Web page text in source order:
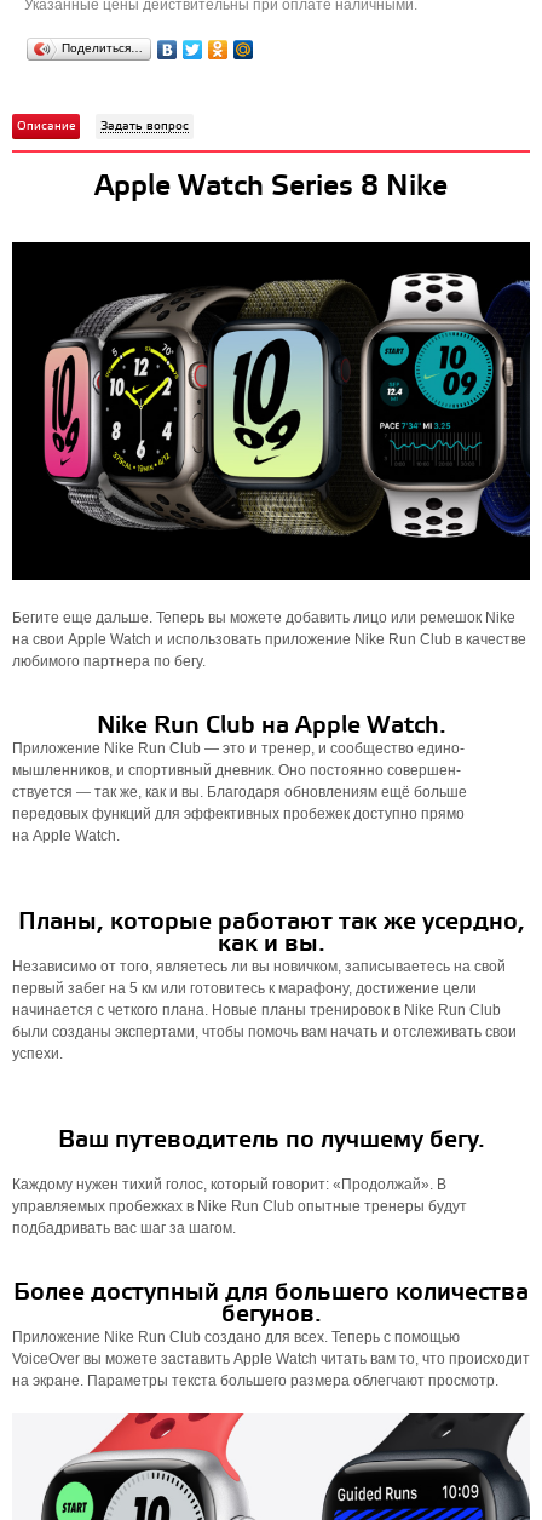
Указанные цены действительны при оплате наличными.
Поделиться…
Описание Задать вопрос
Apple Watch Series 8 Nike
Бегите еще дальше. Теперь вы можете добавить лицо или ремешок Nike
на свои Apple Watch и использовать приложение Nike Run Club в качестве
любимого партнера по бегу.
Nike Run Club на Apple Watch.
Приложение Nike Run Club — это и тренер, и сообщество едино­
мышленников, и спортивный дневник. Оно постоянно совершен­
ствуется — так же, как и вы. Благодаря обновлениям ещё больше
передовых функций для эффективных пробежек доступно прямо
на Apple Watch.
Планы, которые работают так же усердно,
как и вы.
Независимо от того, являетесь ли вы новичком, записываетесь на свой
первый забег на 5 км или готовитесь к марафону, достижение цели
начинается с четкого плана. Новые планы тренировок в Nike Run Club
были созданы экспертами, чтобы помочь вам начать и отслеживать свои
успехи.
Ваш путеводитель по лучшему бегу.
Каждому нужен тихий голос, который говорит: «Продолжай». В
управляемых пробежках в Nike Run Club опытные тренеры будут
подбадривать вас шаг за шагом.
Более доступный для большего количества
бегунов.
Приложение Nike Run Club создано для всех. Теперь с помощью
VoiceOver вы можете заставить Apple Watch читать вам то, что происходит
на экране. Параметры текста большего размера облегчают просмотр.